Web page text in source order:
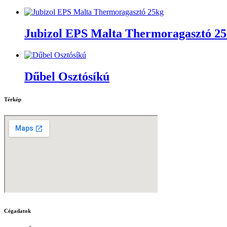
Jubizol EPS Malta Thermoragasztó
Dűbel Osztósíkú
Térkép
Cégadatok